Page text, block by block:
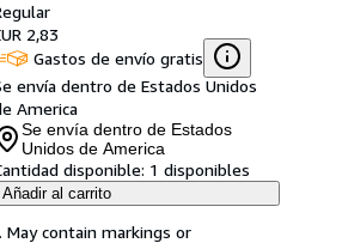
2,83
Gastos de envío gratis
envía dentro de Estados Unidos
America
Se envía dentro de Estados
Unidos de America
disponible: 1 disponibles
Añadir al carrito
contain markings or